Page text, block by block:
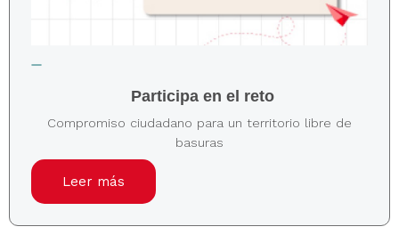
Participa en el reto
Compromiso ciudadano para un territorio libre de
basuras
Leer más